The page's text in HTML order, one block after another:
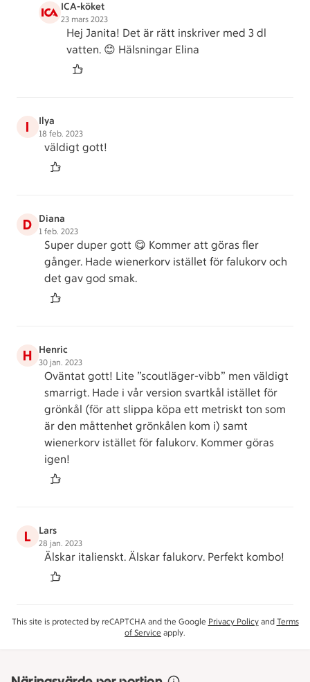
ICA-köket
23 mars 2023
Hej Janita! Det är rätt inskriver med 3 dl
vatten. 😊 Hälsningar Elina
I Ilya
18 feb. 2023
väldigt gott!
D Diana
1 feb. 2023
Super duper gott 😋 Kommer att göras fler
gånger. Hade wienerkorv istället för falukorv och
det gav god smak.
H Henric
30 jan. 2023
Oväntat gott! Lite ”scoutläger-vibb” men väldigt
smarrigt. Hade i vår version svartkål istället för
grönkål (för att slippa köpa ett metriskt ton som
är den måttenhet grönkålen kom i) samt
wienerkorv istället för falukorv. Kommer göras
igen!
L Lars
28 jan. 2023
Älskar italienskt. Älskar falukorv. Perfekt kombo!
This site is protected by reCAPTCHA and the Google Privacy Policyand Terms
of Service apply.